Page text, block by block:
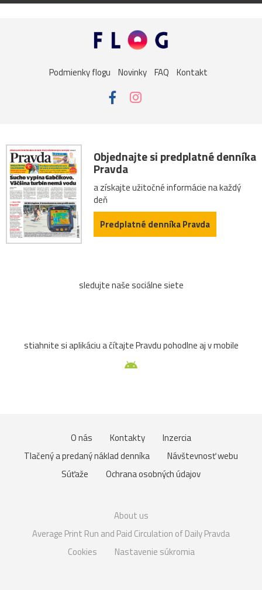
Podmienky flogu Novinky FAQ Kontakt
Objednajte si predplatné denníka
Pravda
a získajte užitočné informácie na každý
deň
Predplatné denníka Pravda
sledujte naše sociálne siete
stiahnite si aplikáciu a čítajte Pravdu pohodlne aj v mobile
O nás Kontakty
Inzercia
Tlačený a predaný náklad denníka
Návštevnosť webu
Súťaže
Ochrana osobných údajov
About us
Average Print Run and Paid Circulation of Daily Pravda
Cookies
Nastavenie súkromia